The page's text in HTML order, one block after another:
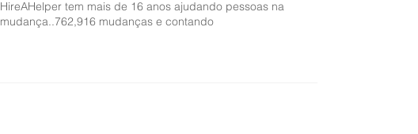
HireAHelper tem mais de 16 anos ajudando pessoas na
mudança..762,916 mudanças e contando